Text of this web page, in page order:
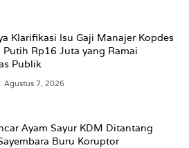
Klarifikasi Isu Gaji Manajer Kopdes
Putih Rp16 Juta yang Ramai
Publik
Agustus 7, 2026
Ayam Sayur KDM Ditantang
Buru Koruptor